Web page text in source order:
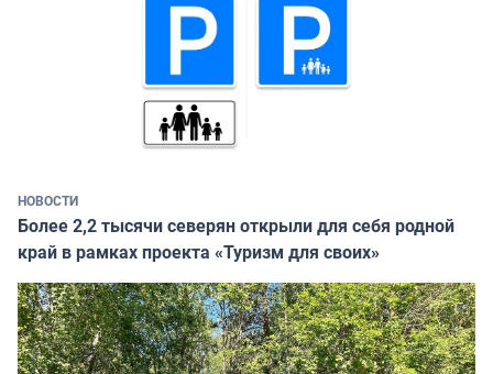
НОВОСТИ
Более 2,2 тысячи северян открыли для себя родной
край в рамках проекта «Туризм для своих»